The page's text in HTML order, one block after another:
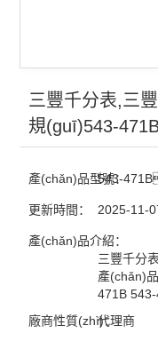
三豐千分表,三
規(guī)543-
產(chǎn)品型號：
543-
更新時間： 2025-11-
產(chǎn)品介紹：
三豐千分
產(chǎn)
471B
廠商性質(zhì)：代理商